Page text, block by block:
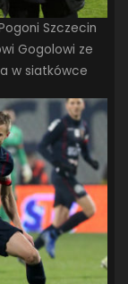
Szczecin
Gogolowi ze
w siatkówce